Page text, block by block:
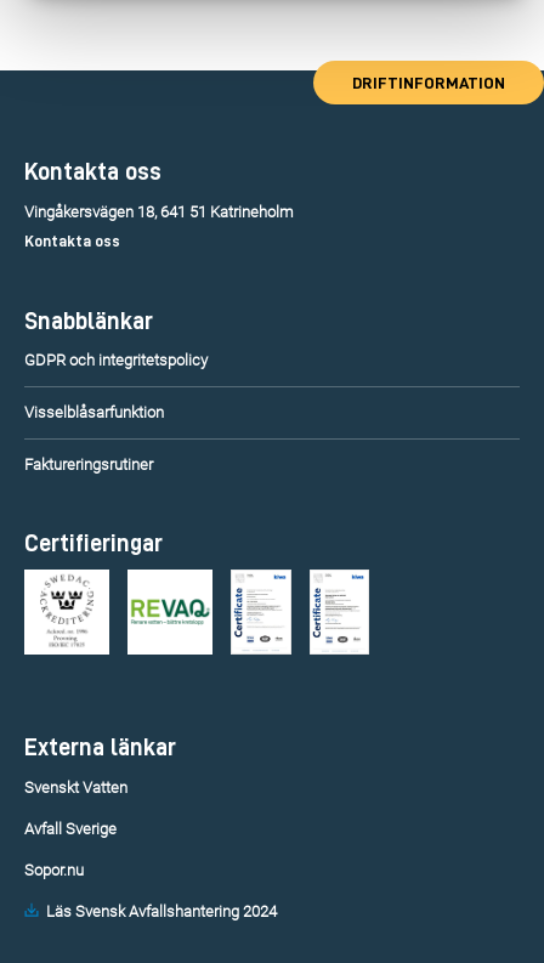
DRIFTINFORMATION
Kontakta oss
Vingåkersvägen 18, 641 51 Katrineholm
Kontakta oss
Snabblänkar
GDPR och integritetspolicy
Visselblåsarfunktion
Faktureringsrutiner
Certifieringar
Externa länkar
Svenskt Vatten
Avfall Sverige
Sopor.nu
Läs Svensk Avfallshantering 2024